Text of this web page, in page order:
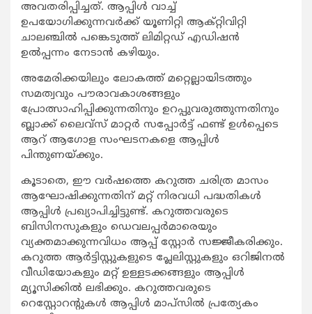
അവതരിപ്പിച്ചത്. ആപ്പിള്‍ വാച്ച്
ഉപയോഗിക്കുന്നവര്‍ക്ക് യൂണിറ്റി ആക്റ്റിവിറ്റി
ചാലഞ്ചില്‍ പങ്കെടുത്ത് ലിമിറ്റഡ് എഡിഷന്‍
ഉല്‍പ്പന്നം നേടാന്‍ കഴിയും.
അമേരിക്കയിലും ലോകത്ത് മറ്റെല്ലായിടത്തും
സമത്വവും പൗരാവകാശങ്ങളും
പ്രോത്സാഹിപ്പിക്കുന്നതിനും ഉറപ്പുവരുത്തുന്നതിനും
ബ്ലാക്ക് ലൈവ്‌സ് മാറ്റര്‍ സപ്പോര്‍ട്ട് ഫണ്ട് ഉള്‍പ്പെടെ
ആറ് ആഗോള സംഘടനകളെ ആപ്പിള്‍
പിന്തുണയ്ക്കും.
കൂടാതെ, ഈ വര്‍ഷത്തെ കറുത്ത ചരിത്ര മാസം
ആഘോഷിക്കുന്നതിന് മറ്റ് നിരവധി പദ്ധതികള്‍
ആപ്പിള്‍ പ്രഖ്യാപിച്ചിട്ടുണ്ട്. കറുത്തവരുടെ
ബിസിനസുകളും ഡെവലപ്പര്‍മാരെയും
വ്യക്തമാക്കുന്നവിധം ആപ്പ് സ്റ്റോര്‍ സജ്ജീകരിക്കും.
കറുത്ത ആര്‍ട്ടിസ്റ്റുകളുടെ പ്ലേലിസ്റ്റുകളും ഒറിജിനല്‍
വീഡിയോകളും മറ്റ് ഉള്ളടക്കങ്ങളും ആപ്പിള്‍
മ്യൂസിക്കില്‍ ലഭിക്കും. കറുത്തവരുടെ
റെസ്റ്റോറന്റുകള്‍ ആപ്പിള്‍ മാപ്‌സില്‍ പ്രത്യേകം